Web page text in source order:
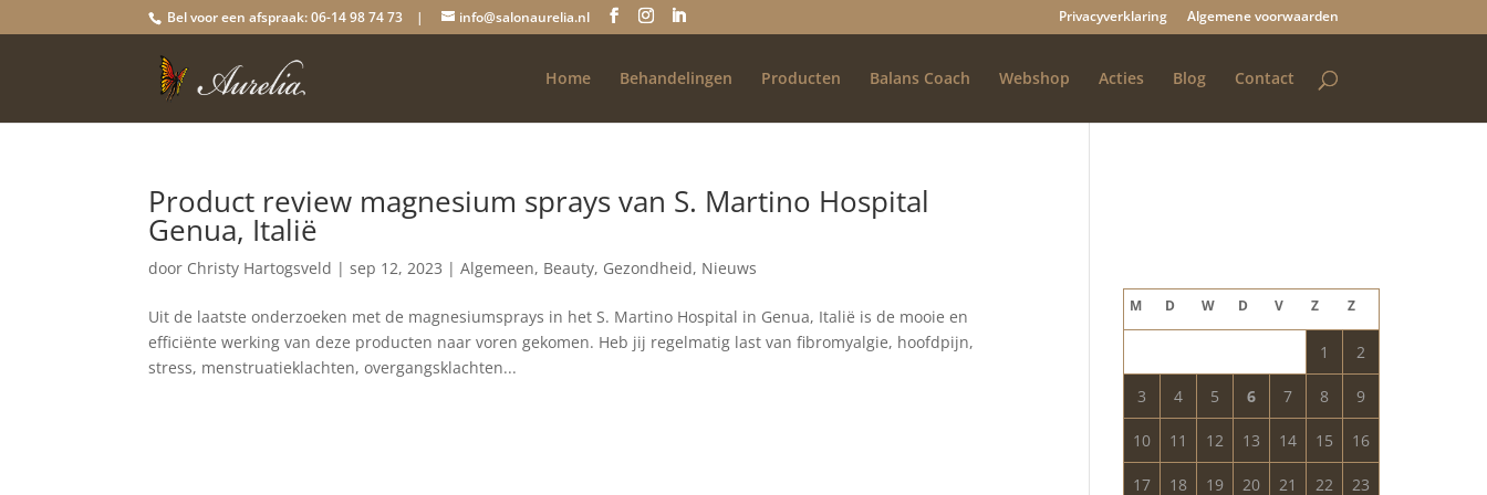
Bel voor een afspraak: 06-14 98 74 73 | info@salonaurelia.nl Privacyverklaring Algemene voorwaarden
Home Behandelingen Producten Balans Coach Webshop Acties Blog Contact
Product review magnesium sprays van S. Martino Hospital
Genua, Italië
door Christy Hartogsveld |sep 12, 2023 |Algemeen, Beauty, Gezondheid, Nieuws
Uit de laatste onderzoeken met de magnesiumsprays in het S. Martino Hospital in Genua, Italië is de mooie en
efficiënte werking van deze producten naar voren gekomen. Heb jij regelmatig last van fibromyalgie, hoofdpijn,
stress, menstruatieklachten, overgangsklachten...
M D W D V Z Z
1 2
3 4 5 6 7 8 9
10 11 12 13 14 15 16
17 18 19 20 21 22 23